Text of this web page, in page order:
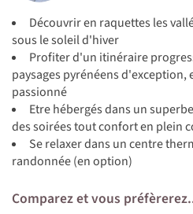
Découvrir en raquettes les
sous le soleil d'hiver
Profiter d'un itinéraire
paysages pyrénéens d'exception,
passionné
Etre hébergés dans un
des soirées tout confort en plein
Se relaxer dans un centre
randonnée (en option)
Comparez et vous